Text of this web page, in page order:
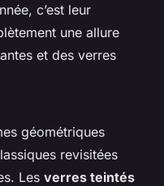
c’est leur
une allure
et des verres
géométriques
revisitées
Les verres teintés